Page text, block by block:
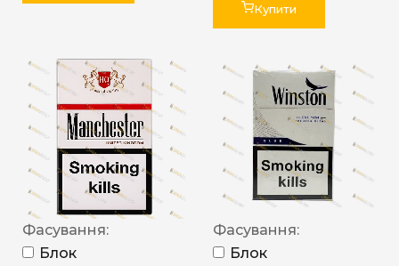
Купити
Фасування:
Блок
Фасування:
Блок